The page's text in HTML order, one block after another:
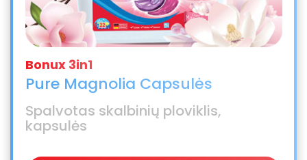
Pure Magnolia Capsulės
Spalvotas skalbinių ploviklis,
kapsulės